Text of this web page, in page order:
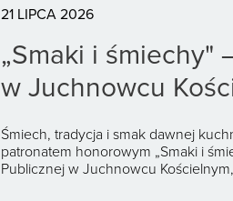
21 LIPCA 2026
„Smaki i
w Juchnowcu
Śmiech, tradycja i smak dawnej
patronatem honorowym „Smaki i
Publicznej w Juchnowcu